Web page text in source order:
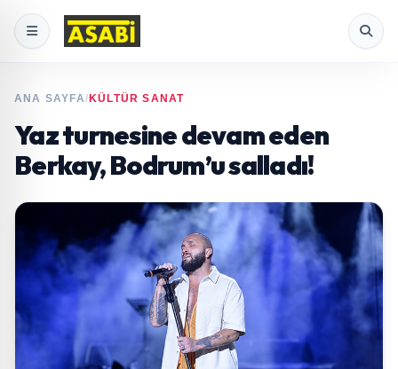
ANA SAYFA/ KÜLTÜR SANAT
Yaz turnesine devam eden
Berkay, Bodrum’u salladı!